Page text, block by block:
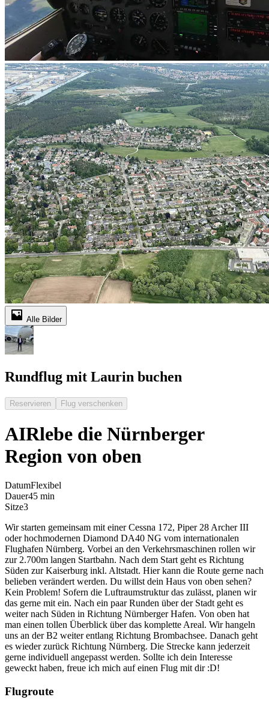
Alle Bilder
Rundflug mit Laurin buchen
Reservieren Flug verschenken
AIRlebe die Nürnberger
Region von oben
DatumFlexibel
Dauer45 min
Sitze3
Wir starten gemeinsam mit einer Cessna 172, Piper 28 Archer III
oder hochmodernen Diamond DA40 NG vom internationalen
Flughafen Nürnberg. Vorbei an den Verkehrsmaschinen rollen wir
zur 2.700m langen Startbahn. Nach dem Start geht es Richtung
Süden zur Kaiserburg inkl. Altstadt. Hier kann die Route gerne nach
belieben verändert werden. Du willst dein Haus von oben sehen?
Kein Problem! Sofern die Luftraumstruktur das zulässt, planen wir
das gerne mit ein. Nach ein paar Runden über der Stadt geht es
weiter nach Süden in Richtung Nürnberger Hafen. Von oben hat
man einen tollen Überblick über das komplette Areal. Wir hangeln
uns an der B2 weiter entlang Richtung Brombachsee. Danach geht
es wieder zurück Richtung Nürnberg. Die Strecke kann jederzeit
gerne individuell angepasst werden. Sollte ich dein Interesse
geweckt haben, freue ich mich auf einen Flug mit dir :D!
Flugroute